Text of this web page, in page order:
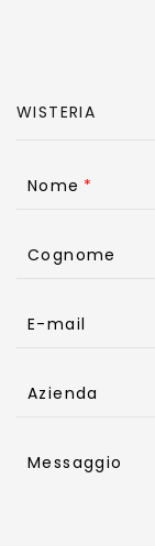
Nome
Cognome
E-mail
Azienda
Messaggio